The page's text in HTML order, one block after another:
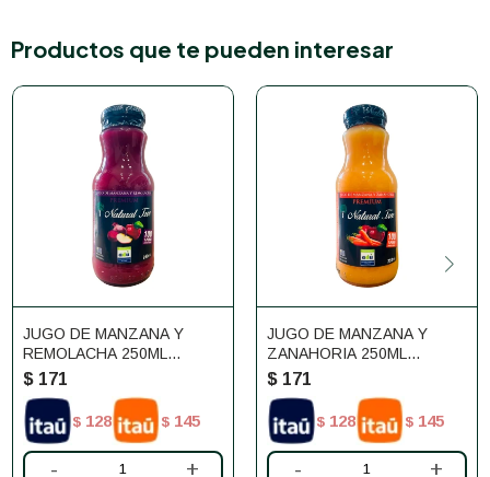
Productos que te pueden interesar
JUGO DE MANZANA Y
REMOLACHA 250ML
NATURAL TREE
$ 171
$ 128 $ 145
- +
JUGO DE MANZANA Y
ZANAHORIA 250ML
NATURAL TREE
$ 171
$ 128 $ 145
- +